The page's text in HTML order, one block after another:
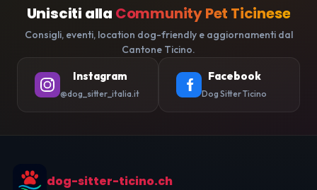
Unisciti alla Community Pet Ticinese
Consigli, eventi, location dog-friendly e aggiornamenti dal
Cantone Ticino.
Instagram
@dog_sitter_italia.it
Facebook
Dog Sitter Ticino
dog-sitter-ticino.ch